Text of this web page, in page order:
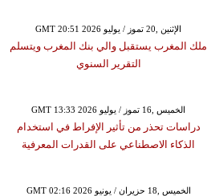
GMT 20:51 2026 الإثنين ,20 تموز / يوليو
ملك المغرب يستقبل والي بنك المغرب ويتسلم
التقرير السنوي
GMT 13:33 2026 الخميس ,16 تموز / يوليو
دراسات تحذر من تأثير الإفراط في استخدام
الذكاء الاصطناعي على القدرات المعرفية
GMT 02:16 2026 الخميس ,18 حزيران / يونيو